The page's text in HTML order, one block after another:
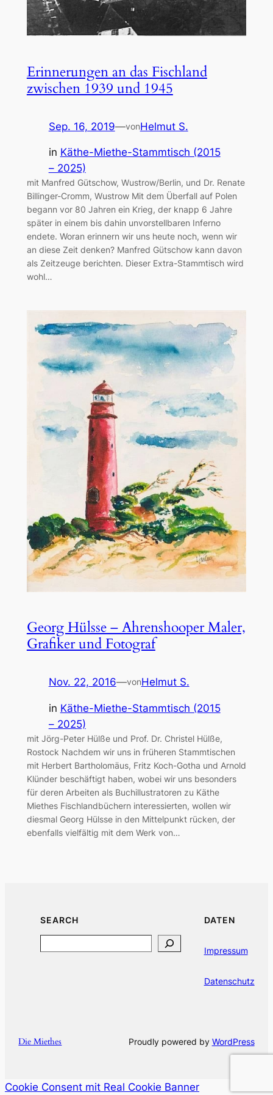
Erinnerungen an das Fischland
zwischen 1939 und 1945
Sep. 16, 2019—vonHelmut S.
in Käthe-Miethe-Stammtisch (2015
– 2025)
mit Manfred Gütschow, Wustrow/Berlin, und Dr. Renate
Billinger-Cromm, Wustrow Mit dem Überfall auf Polen
begann vor 80 Jahren ein Krieg, der knapp 6 Jahre
später in einem bis dahin unvorstellbaren Inferno
endete. Woran erinnern wir uns heute noch, wenn wir
an diese Zeit denken? Manfred Gütschow kann davon
als Zeitzeuge berichten. Dieser Extra-Stammtisch wird
wohl…
Georg Hülsse – Ahrenshooper Maler,
Grafiker und Fotograf
Nov. 22, 2016—vonHelmut S.
in Käthe-Miethe-Stammtisch (2015
– 2025)
mit Jörg-Peter Hülße und Prof. Dr. Christel Hülße,
Rostock Nachdem wir uns in früheren Stammtischen
mit Herbert Bartholomäus, Fritz Koch-Gotha und Arnold
Klünder beschäftigt haben, wobei wir uns besonders
für deren Arbeiten als Buchillustratoren zu Käthe
Miethes Fischlandbüchern interessierten, wollen wir
diesmal Georg Hülsse in den Mittelpunkt rücken, der
ebenfalls vielfältig mit dem Werk von…
SEARCH DATEN
Impressum
Datenschutz
Die Miethes Proudly powered by WordPress
Cookie Consent mit Real Cookie Banner